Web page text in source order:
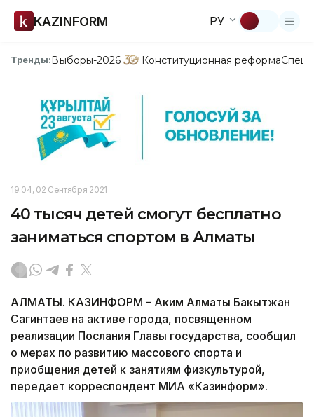
KAZINFORM РУ
Тренды:Выборы-2026 Конституционная реформа
19:04, 02 Сентября 2021
40 тысяч детей смогут бесплатно
заниматься спортом в Алматы
АЛМАТЫ. КАЗИНФОРМ – Аким Алматы Бакытжан
Сагинтаев на активе города, посвященном
реализации Послания Главы государства, сообщил
о мерах по развитию массового спорта и
приобщения детей к занятиям физкультурой,
передает корреспондент МИА «Казинформ».